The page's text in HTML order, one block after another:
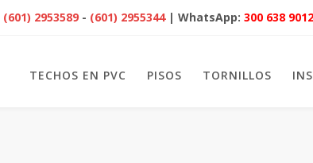
(601) 2953589 - (601) 2955344 | WhatsApp:300 638 9012
TECHOS EN PVC PISOS TORNILLOS